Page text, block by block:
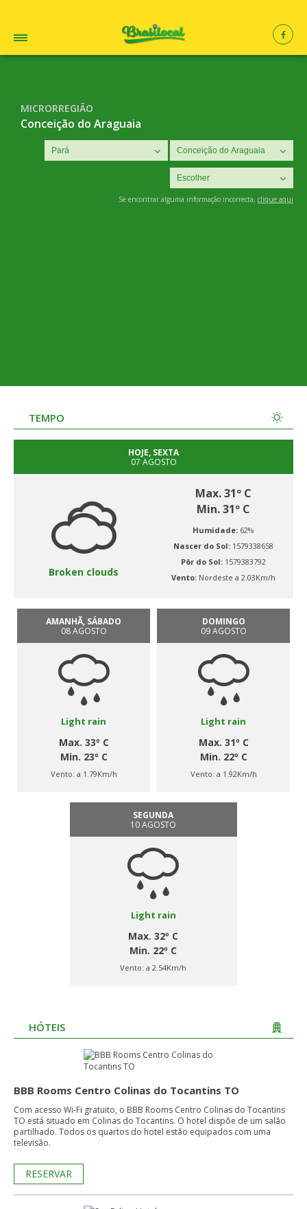
MICRORREGIÃO
Conceição do Araguaia
Se encontrar alguma informação incorrecta, clique aqui
TEMPO
HOJE, SEXTA
07 AGOSTO
Broken clouds
Max. 31º C
Min. 31º C
Humidade: 62%
Nascer do Sol: 1579338658
Pôr do Sol: 1579383792
Vento: Nordeste a 2.03Km/h
AMANHÃ, SÁBADO
08 AGOSTO
Light rain
Max. 33º C
Min. 23º C
Vento: a 1.79Km/h
DOMINGO
09 AGOSTO
Light rain
Max. 31º C
Min. 22º C
Vento: a 1.92Km/h
SEGUNDA
10 AGOSTO
Light rain
Max. 32º C
Min. 22º C
Vento:a 2.54Km/h
HÓTEIS
BBB Rooms Centro Colinas do Tocantins TO
Com acesso Wi-Fi gratuito, o BBB Rooms Centro Colinas do Tocantins
TO está situado em Colinas do Tocantins. O hotel dispõe de um salão
partilhado. Todos os quartos do hotel estão equipados com uma
televisão.
RESERVAR